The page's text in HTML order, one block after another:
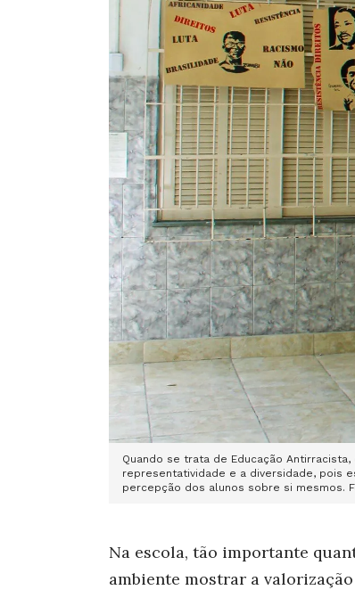
Quando se trata de Educação
representatividade e a diversidade, pois
percepção dos alunos sobre si mesmos.
Na escola, tão importante
ambiente mostrar a